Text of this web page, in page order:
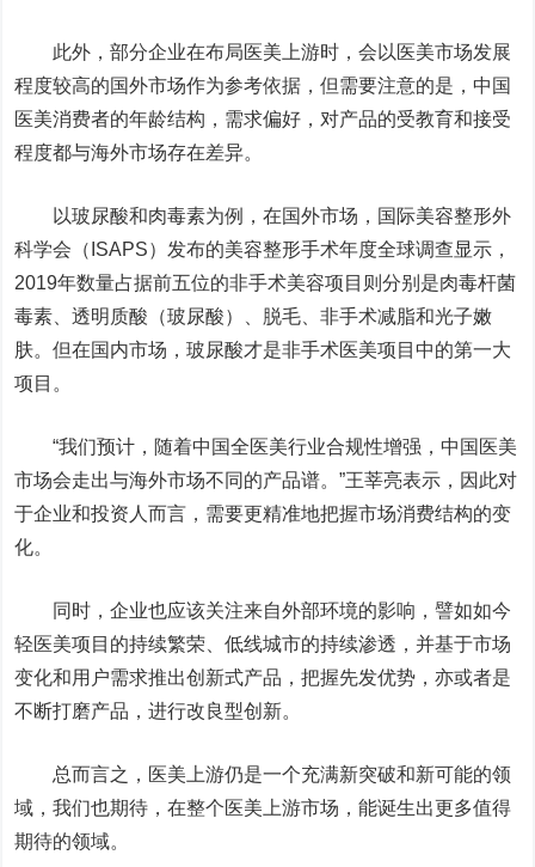
此外，部分企业在布局医美上游时，会以医美市场发展
程度较高的国外市场作为参考依据，但需要注意的是，中国
医美消费者的年龄结构，需求偏好，对产品的受教育和接受
程度都与海外市场存在差异。
以玻尿酸和肉毒素为例，在国外市场，国际美容整形外
科学会（ISAPS）发布的美容整形手术年度全球调查显示，
2019年数量占据前五位的非手术美容项目则分别是肉毒杆菌
毒素、透明质酸（玻尿酸）、脱毛、非手术减脂和光子嫩
肤。但在国内市场，玻尿酸才是非手术医美项目中的第一大
项目。
“我们预计，随着中国全医美行业合规性增强，中国医美
市场会走出与海外市场不同的产品谱。”王莘亮表示，因此对
于企业和投资人而言，需要更精准地把握市场消费结构的变
化。
同时，企业也应该关注来自外部环境的影响，譬如如今
轻医美项目的持续繁荣、低线城市的持续渗透，并基于市场
变化和用户需求推出创新式产品，把握先发优势，亦或者是
不断打磨产品，进行改良型创新。
总而言之，医美上游仍是一个充满新突破和新可能的领
域，我们也期待，在整个医美上游市场，能诞生出更多值得
期待的领域。